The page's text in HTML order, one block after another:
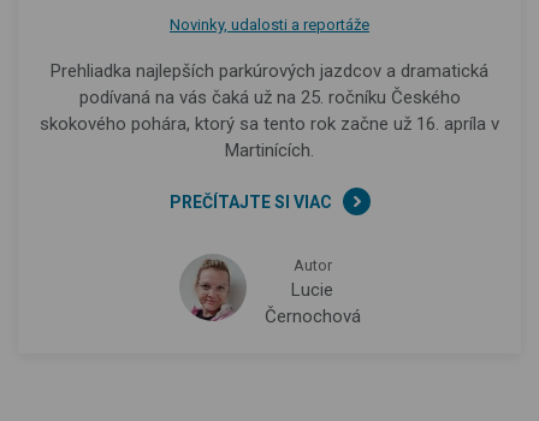
Novinky, udalosti a reportáže
Prehliadka najlepších parkúrových jazdcov a dramatická
podívaná na vás čaká už na 25. ročníku Českého
skokového pohára, ktorý sa tento rok začne už 16. apríla v
Martinících.
PREČÍTAJTE SI VIAC
Autor
Lucie
Černochová